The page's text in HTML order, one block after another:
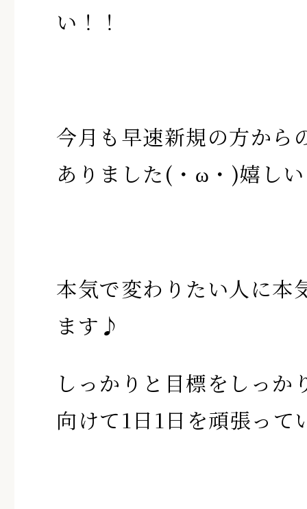
い！！
今月も早速新規の方から
ありました(・ω・)嬉し
本気で変わりたい人に本
ます♪
しっかりと目標をしっか
向けて1日1日を頑張って